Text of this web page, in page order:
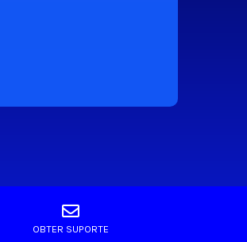
OBTER SUPORTE